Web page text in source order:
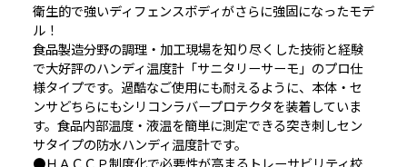
衛生的で強いディフェンスボディがさらに強固になったモデ
ル！
食品製造分野の調理・加工現場を知り尽くした技術と経験
で大好評のハンディ温度計「サニタリーサーモ」のプロ仕
様タイプです。過酷なご使用にも耐えるように、本体・セ
ンサどちらにもシリコンラバープロテクタを装着していま
す。食品内部温度・液温を簡単に測定できる突き刺しセン
サタイプの防水ハンディ温度計です。
●ＨＡＣＣＰ制度化で必要性が高まるトレーサビリティ校